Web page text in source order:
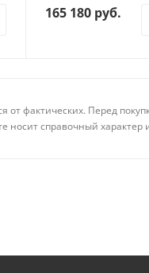
165 180 руб.
фактических. Перед
справочный характер